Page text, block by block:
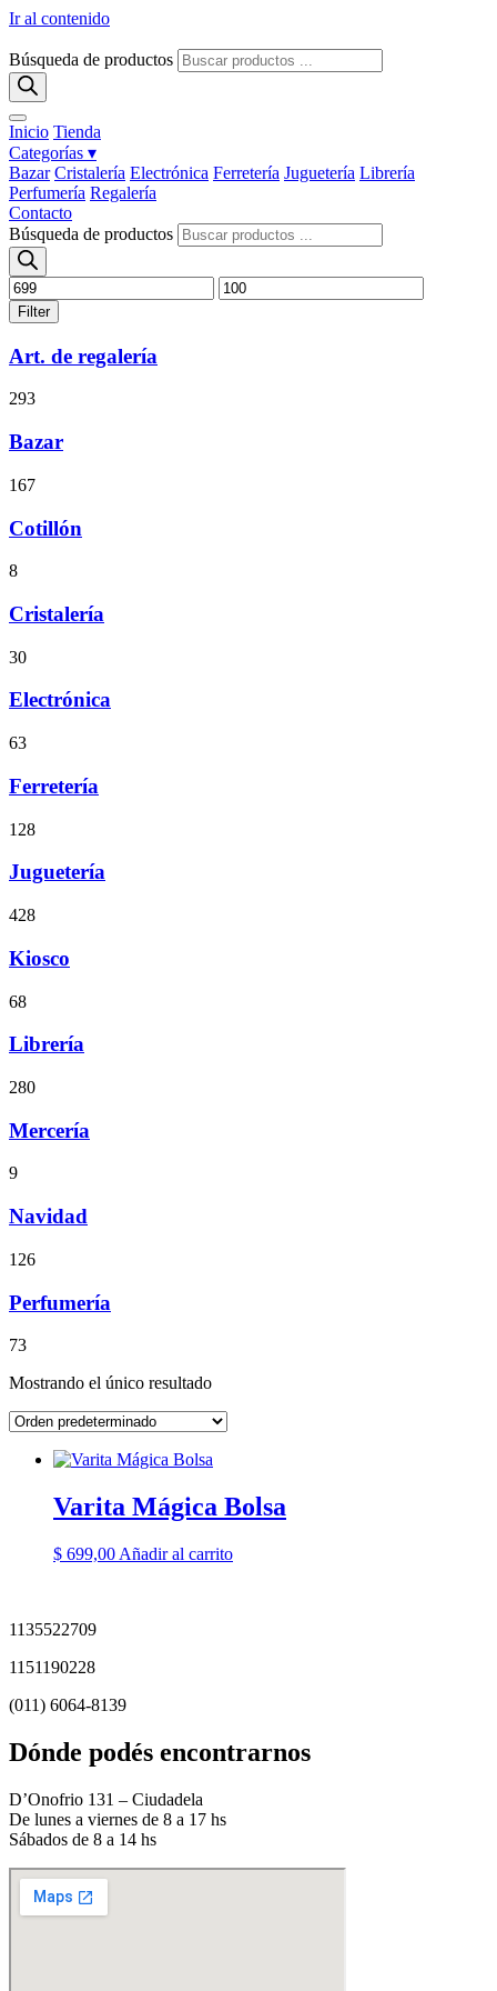
Ir al contenido
Búsqueda de productos
Inicio Tienda
Categorías ▾
Bazar Cristalería Electrónica Ferretería Juguetería Librería
Perfumería Regalería
Contacto
Búsqueda de productos
Filter
Art. de regalería
293
Bazar
167
Cotillón
8
Cristalería
30
Electrónica
63
Ferretería
128
Juguetería
428
Kiosco
68
Librería
280
Mercería
9
Navidad
126
Perfumería
73
Mostrando el único resultado
Varita Mágica Bolsa
$ 699,00 Añadir al carrito
1135522709
1151190228
(011) 6064-8139
Dónde podés encontrarnos
D’Onofrio 131 – Ciudadela
De lunes a viernes de 8 a 17 hs
Sábados de 8 a 14 hs